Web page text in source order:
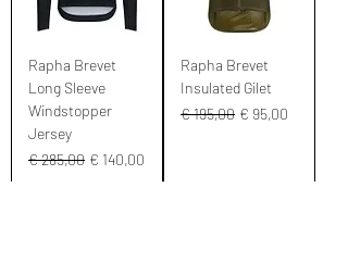
Rapha Brevet
Long Sleeve
Windstopper
Jersey
Normale prijs
€ 285,00 Verkoopprijs
€ 140,00
Rapha Brevet
Insulated Gilet
Normale prijs
€ 195,00 Verkoopprijs
€ 95,00